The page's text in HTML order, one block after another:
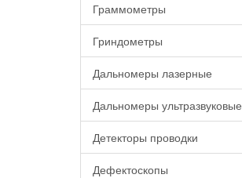
Граммометры
Гриндометры
Дальномеры лазерные
Дальномеры ультразвуковые
Детекторы проводки
Дефектоскопы